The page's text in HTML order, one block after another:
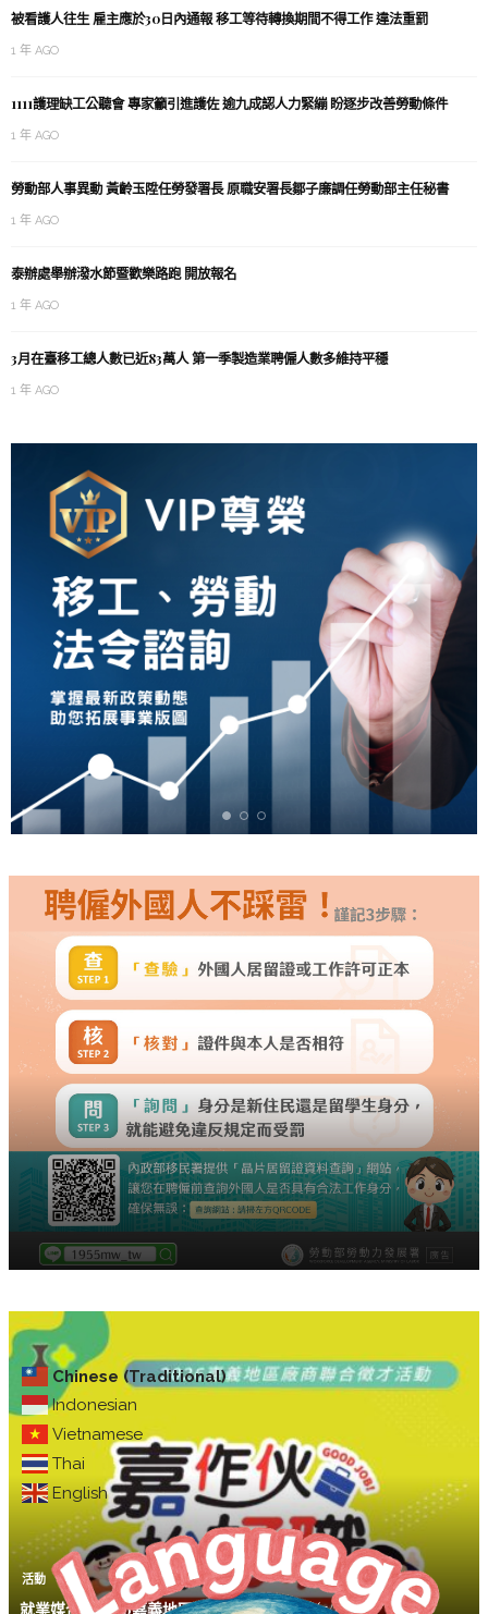
Chinese (Traditional)
Indonesian
Vietnamese
Thai
English
被看護人往生 雇主應於30日內通報 移工等待轉換期間不得工作 違法重罰
1 年 AGO
1111護理缺工公聽會 專家籲引進護佐 逾九成認人力緊繃 盼逐步改善勞動條件
1 年 AGO
勞動部人事異動 黃齡玉陞任勞發署長 原職安署長鄒子廉調任勞動部主任秘書
1 年 AGO
泰辦處舉辦潑水節暨歡樂路跑 開放報名
1 年 AGO
3月在臺移工總人數已近83萬人 第一季製造業聘僱人數多維持平穩
1 年 AGO
活動
就業媒合｜2026嘉義地區廠商聯合徵才活動(7/11)